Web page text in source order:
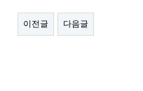
이전글 다음글